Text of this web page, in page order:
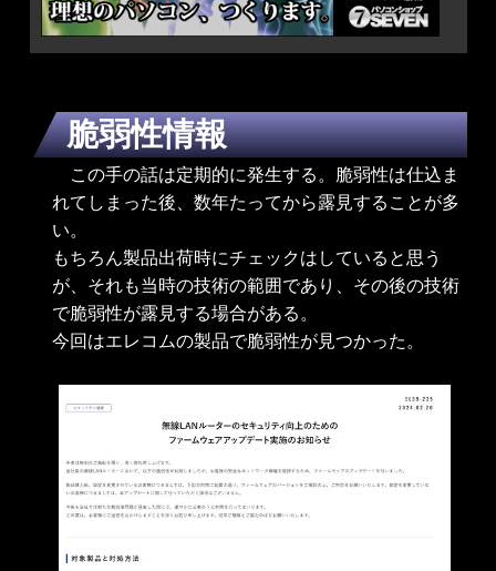
脆弱性情報
この手の話は定期的に発生する。脆弱性は仕込ま
れてしまった後、数年たってから露見することが多
い。
もちろん製品出荷時にチェックはしていると思う
が、それも当時の技術の範囲であり、その後の技術
で脆弱性が露見する場合がある。
今回はエレコムの製品で脆弱性が見つかった。